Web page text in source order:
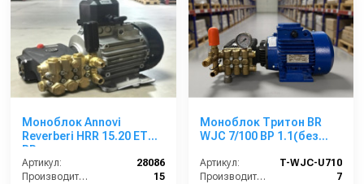
Моноблок Annovi
Reverberi HRR 15.20 ET
BP
Артикул:
28086
Производительность (л/мин):
15
Моноблок Тритон BR
WJC 7/100 BP 1.1(без
манометром)
Артикул:
T-WJC-U710
Производительность (л/мин):
7